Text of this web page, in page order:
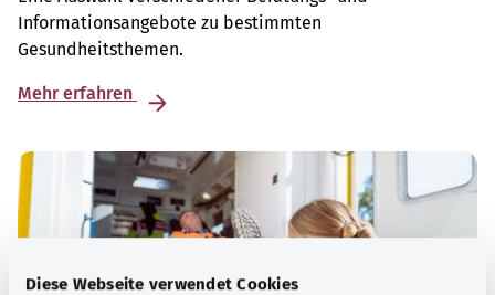
Diese Webseite verwendet Cookies
Informationsangebote zu bestimmten
Gesundheitsthemen.
Mehr erfahren